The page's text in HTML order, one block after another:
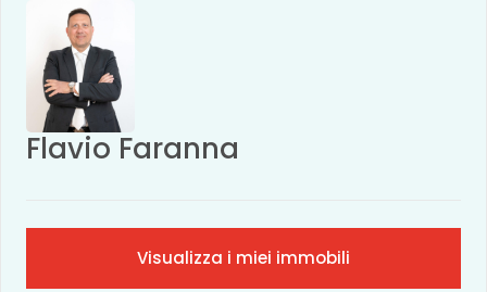
Flavio Faranna
Visualizza i miei immobili